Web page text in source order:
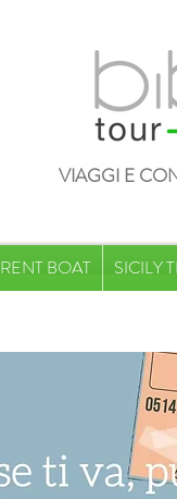
VIAGGI E
RENT BOAT SICILY